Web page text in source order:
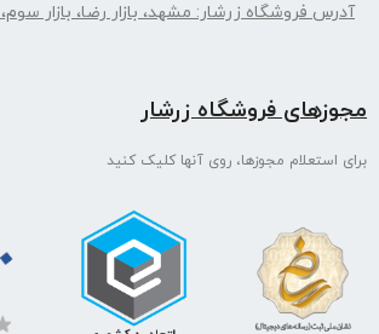
فروشگاه زرشار: مشهد، بازار رضا، بازار سوم، ط
فروشگاه زرشار
مجوزها، روی آنها کلیک کنید